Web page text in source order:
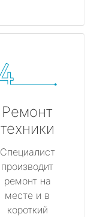
Ремонт
техники
Специалист
производит
ремонт на
месте и в
короткий